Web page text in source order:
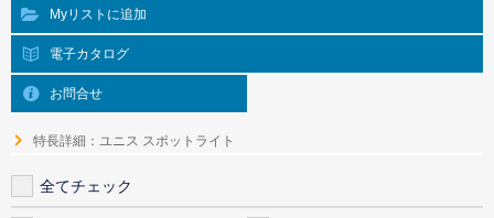
Myリストに追加
電子カタログ
お問合せ
特長詳細：ユニス スポットライト
全てチェック